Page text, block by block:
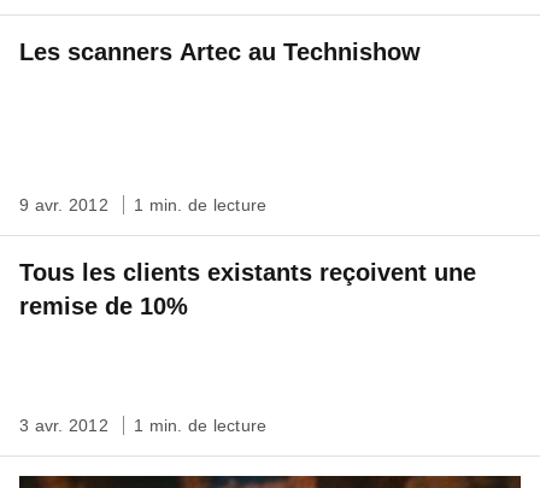
Les scanners Artec au Technishow
9 avr. 2012 1 min. de lecture
Tous les clients existants reçoivent une
remise de 10%
3 avr. 2012 1 min. de lecture